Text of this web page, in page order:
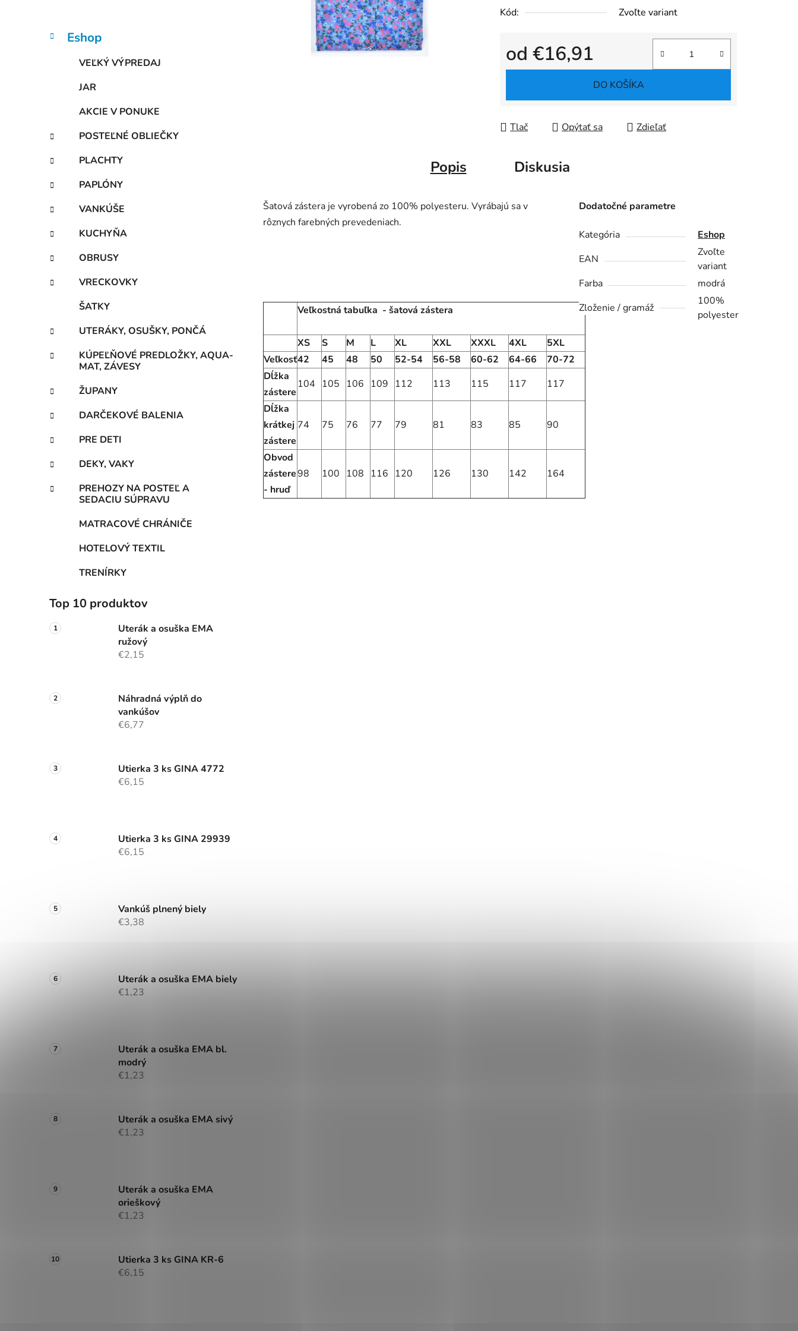
lPreskočiť
kategórie
K
a
e
Eshop
VEĽKÝ VÝPREDAJ
JAR
AKCIE V PONUKE
POSTEĽNÉ OBLIEČKY
PLACHTY
PAPLÓNY
VANKÚŠE
KUCHYŇA
OBRUSY
VRECKOVKY
ŠATKY
UTERÁKY, OSUŠKY, PONČÁ
KÚPEĽŇOVÉ PREDLOŽKY, AQUA-
MAT, ZÁVESY
ŽUPANY
DARČEKOVÉ BALENIA
PRE DETI
DEKY, VAKY
PREHOZY NA POSTEĽ A
SEDACIU SÚPRAVU
MATRACOVÉ CHRÁNIČE
HOTELOVÝ TEXTIL
TRENÍRKY
Top 10 produktov
Uterák a osuška EMA
ružový
€2,15
Náhradná výplň do
vankúšov
€6,77
Utierka 3 ks GINA 4772
€6,15
Utierka 3 ks GINA 29939
€6,15
Vankúš plnený biely
€3,38
Uterák a osuška EMA biely
€1,23
Uterák a osuška EMA bl.
modrý
€1,23
Uterák a osuška EMA sivý
€1,23
Uterák a osuška EMA
orieškový
€1,23
Utierka 3 ks GINA KR-6
€6,15
Kód: Zvoľte variant
od €16,91
Jednotková cena:
DO KOŠÍKA
Tlač Opýtať sa Zdieľať
Popis Diskusia
Šatová zástera je vyrobená zo 100% polyesteru. Vyrábajú sa v
rôznych farebných prevedeniach.
Veľkostná tabuľka - šatová zástera
XS S M L XL XXL XXXL 4XL
5XL
Veľkosť42 45 48 50 52-54 56-58 60-62 64-66
70-72
Dĺžka
zástere
104 105 106 109 112 113 115 117
117
Dĺžka
krátkej
zástere
74 75 76 77 79 81 83 85 90
Obvod
zástere
- hruď
98 100 108 116 120 126 130 142 164
Dodatočné parametre
Kategória
Eshop
EAN
Zvoľte
variant
Farba
modrá
Zloženie / gramáž
100%
polyester